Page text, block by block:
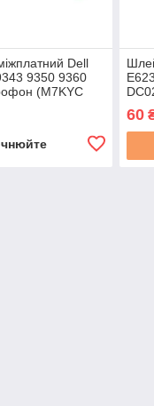
Dell
9350 9360
(M7KYC
60